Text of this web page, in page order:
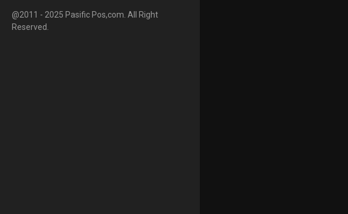
@2011 - 2025 Pasific Pos,com. All Right
Reserved.